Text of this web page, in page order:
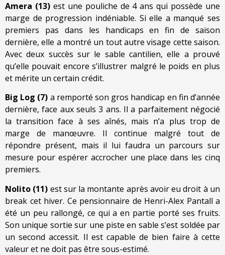
Amera (13) est une pouliche de 4 ans qui possède une
marge de progression indéniable. Si elle a manqué ses
premiers pas dans les handicaps en fin de saison
dernière, elle a montré un tout autre visage cette saison.
Avec deux succès sur le sable cantilien, elle a prouvé
qu’elle pouvait encore s’illustrer malgré le poids en plus
et mérite un certain crédit.
Big Log (7) a remporté son gros handicap en fin d’année
dernière, face aux seuls 3 ans. Il a parfaitement négocié
la transition face à ses aînés, mais n’a plus trop de
marge de manœuvre. Il continue malgré tout de
répondre présent, mais il lui faudra un parcours sur
mesure pour espérer accrocher une place dans les cinq
premiers.
Nolito (11) est sur la montante après avoir eu droit à un
break cet hiver. Ce pensionnaire de Henri-Alex Pantall a
été un peu rallongé, ce qui a en partie porté ses fruits.
Son unique sortie sur une piste en sable s’est soldée par
un second accessit. Il est capable de bien faire à cette
valeur et ne doit pas être sous-estimé.